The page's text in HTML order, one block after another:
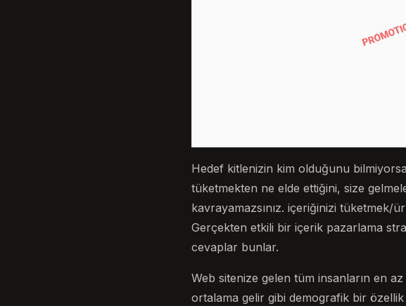
Hedef kitlenizin kim olduğunu
tüketmekten ne elde ettiğini, size
kavrayamazsınız. içeriğinizi
Gerçekten etkili bir içerik pazarlama
cevaplar bunlar.
Web sitenize gelen tüm insanların en
ortalama gelir gibi demografik bir